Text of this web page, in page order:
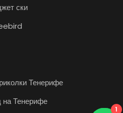
ски
Тенерифе
на Тенерифе
1